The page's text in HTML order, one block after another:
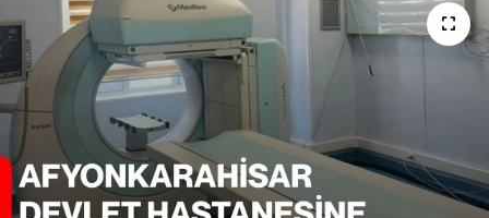
SAĞLIK
SPOR
11:11 MANŞET